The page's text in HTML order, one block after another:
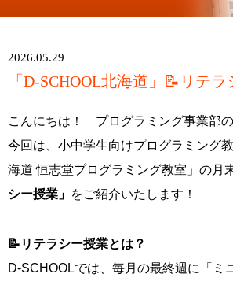
ッ
2026.05.29
「D-SCHOOL北海道」📝リテ
こんにちは！ プログラミング事業部
今回は、小中学生向けプログラミング
海道 恒志堂プログラミング教室」の月
シー授業」 をご紹介いたします！
📝リテラシー授業とは？
D-SCHOOLでは、毎月の最終週に「ミ